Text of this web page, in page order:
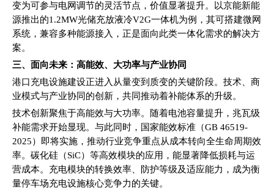
变为可参与电网调节的灵活节点，价值显著提升。以京能新能
源推出的1.2MW光储充放液冷V2G一体机为例，其可搭建微网
系统，兼容多种能源接入，正是面向此类一体化需求的解决方
案。
三、面向未来：高能效、大功率与产业协同
港口充电设施建设正进入从量变到质变的关键阶段。技术、商
业模式与产业协同的创新，共同推动着补能体系的升级。
技术创新聚焦于高能效与大功率。随着电池容量提升，兆瓦级
补能需求开始显现。与此同时，国家能效标准（GB 46519-
2025）即将实施，推动行业竞争重点从成本转向全生命周期效
率。碳化硅（SiC）等高效模块的应用，能显著降低损耗与运
营成本。充电模块的转换效率、防护等级及适应能力，成为衡
量停车场充电设施核心竞争力的关键。